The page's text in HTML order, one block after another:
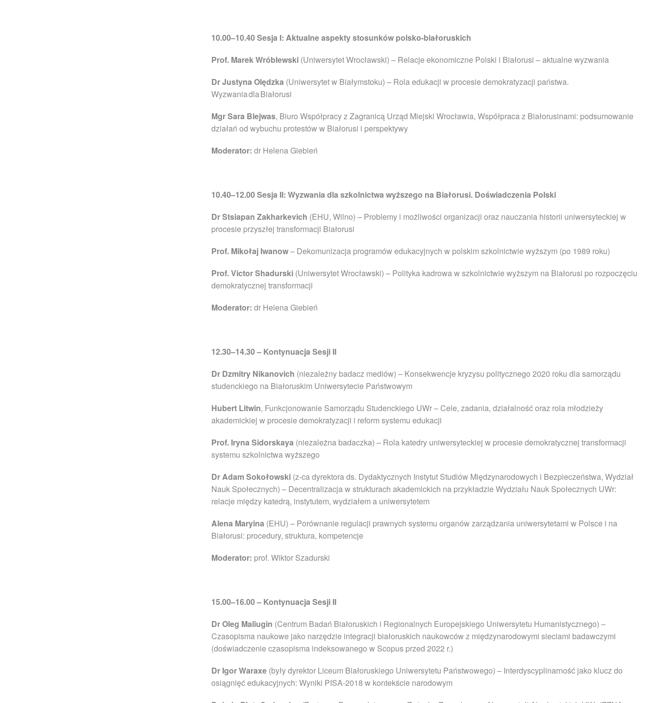
10.00–10.40Sesja I: Aktualne aspekty stosunków polsko-białoruskich
Prof. Marek Wróblewski (Uniwersytet Wrocławski) – Relacje ekonomiczne Polski i Białorusi – aktualne wyzwania
Dr Justyna Olędzka (Uniwersytet w Białymstoku) – Rola edukacji w procesie demokratyzacji państwa.
Wyzwania dla Białorusi
Mgr Sara Blejwas, Biuro Współpracy z Zagranicą Urząd Miejski Wrocławia, Współpraca z Białorusinami: podsumowanie
działań od wybuchu protestów w Białorusi i perspektywy
Moderator:dr Helena Giebień
10.40–12.00Sesja II: Wyzwania dla szkolnictwa wyższego na Białorusi. Doświadczenia Polski
Dr Stsiapan Zakharkevich (EHU, Wilno) – Problemy i możliwości organizacji oraz nauczania historii uniwersyteckiej w
procesie przyszłej transformacji Białorusi
Prof. Mikołaj Iwanow– Dekomunizacja programów edukacyjnych w polskim szkolnictwie wyższym (po 1989 roku)
Prof. Victor Shadurski (Uniwersytet Wrocławski) – Polityka kadrowa w szkolnictwie wyższym na Białorusi po rozpoczęciu
demokratycznej transformacji
Moderator:dr Helena Giebień
12.30–14.30 – Kontynuacja Sesji II
Dr Dzmitry Nikanovich (niezależny badacz mediów) – Konsekwencje kryzysu politycznego 2020 roku dla samorządu
studenckiego na Białoruskim Uniwersytecie Państwowym
Hubert Litwin, Funkcjonowanie Samorządu Studenckiego UWr – Cele, zadania, działalność oraz rola młodzieży
akademickiej w procesie demokratyzacji i reform systemu edukacji
Prof. Iryna Sidorskaya (niezależna badaczka) – Rola katedry uniwersyteckiej w procesie demokratycznej transformacji
systemu szkolnictwa wyższego
Dr Adam Sokołowski (z-ca dyrektora ds. Dydaktycznych Instytut Studiów Międzynarodowych i Bezpieczeństwa, Wydział
Nauk Społecznych) – Decentralizacja w strukturach akademickich na przykładzie Wydziału Nauk Społecznych UWr:
relacje między katedrą, instytutem, wydziałem a uniwersytetem
Alena Maryina (EHU) – Porównanie regulacji prawnych systemu organów zarządzania uniwersytetami w Polsce i na
Białorusi: procedury, struktura, kompetencje
Moderator: prof. Wiktor Szadurski
15.00–16.00 – Kontynuacja Sesji II
Dr Oleg Maliugin (Centrum Badań Białoruskich i Regionalnych Europejskiego Uniwersytetu Humanistycznego) –
Czasopisma naukowe jako narzędzie integracji białoruskich naukowców z międzynarodowymi sieciami badawczymi
(doświadczenie czasopisma indeksowanego w Scopus przed 2022 r.)
Dr Igor Waraxe (były dyrektor Liceum Białoruskiego Uniwersytetu Państwowego) – Interdyscyplinarność jako klucz do
osiągnięć edukacyjnych: Wyniki PISA-2018 w kontekście narodowym